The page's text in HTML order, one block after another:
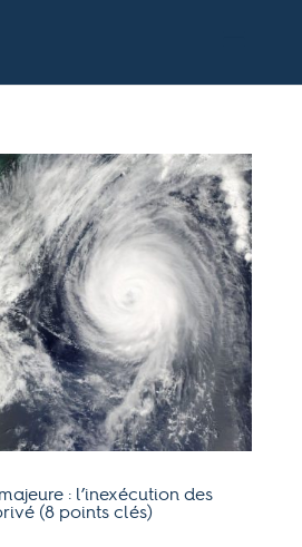
: l’inexécution des
(8 points clés)